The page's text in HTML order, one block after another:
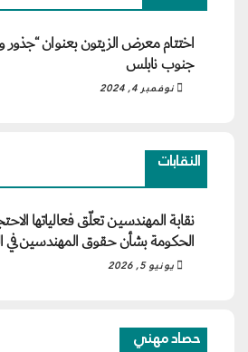
اختتام معرض الزيتون بعنوان “جذور
جنوب نابلس
نوفمبر 4, 2024
النقابات
نقابة المهندسين تعلّق فعالياتها
الحكومة بشأن حقوق المهندسين في
يونيو 5, 2026
حصاد مهني